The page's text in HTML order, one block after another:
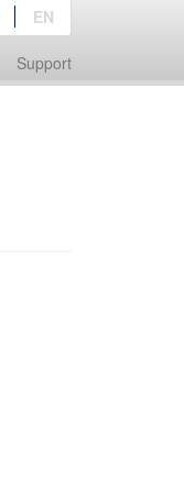
Support
EN